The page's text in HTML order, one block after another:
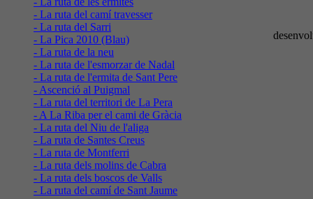
- La ruta del camí travesser
- La ruta del Sarri
- La Pica 2010 (Blau)
- La ruta de la neu
- La ruta de l'esmorzar de Nadal
- La ruta de l'ermita de Sant Pere
- Ascenció al Puigmal
- La ruta del territori de La Pera
- A La Riba per el cami de Gràcia
- La ruta del Niu de l'aliga
- La ruta de Santes Creus
- La ruta de Montferri
- La ruta dels molins de Cabra
- La ruta dels boscos de Valls
- La ruta del camí de Sant Jaume